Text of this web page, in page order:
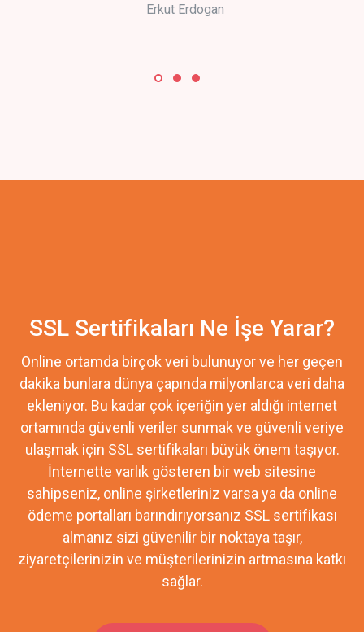
Erkut Erdogan
SSL Sertifikaları Ne İşe Yarar?
Online ortamda birçok veri bulunuyor ve her geçen
dakika bunlara dünya çapında milyonlarca veri daha
ekleniyor. Bu kadar çok içeriğin yer aldığı internet
ortamında güvenli veriler sunmak ve güvenli veriye
ulaşmak için SSL sertifikaları büyük önem taşıyor.
İnternette varlık gösteren bir web sitesine
sahipseniz, online şirketleriniz varsa ya da online
ödeme portalları barındırıyorsanız SSL sertifikası
almanız sizi güvenilir bir noktaya taşır,
ziyaretçilerinizin ve müşterilerinizin artmasına katkı
sağlar.